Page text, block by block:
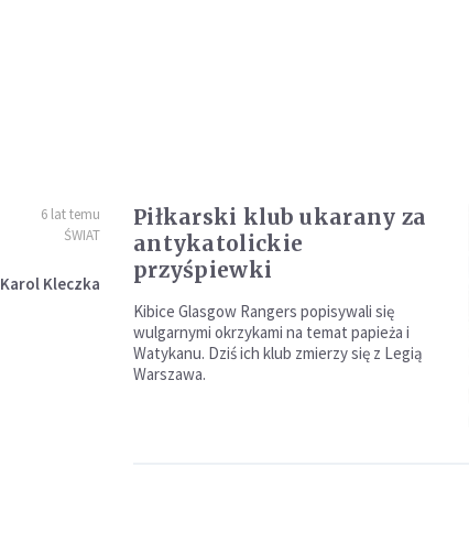
6 lat temu
ŚWIAT
Karol Kleczka
Piłkarski klub ukarany za
antykatolickie
przyśpiewki
Kibice Glasgow Rangers popisywali się
wulgarnymi okrzykami na temat papieża i
Watykanu. Dziś ich klub zmierzy się z Legią
Warszawa.